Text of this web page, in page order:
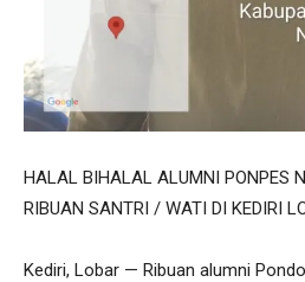
HALAL BIHALAL ALUMNI PONPES
RIBUAN SANTRI / WATI DI KEDIRI
Kediri, Lobar — Ribuan alumni